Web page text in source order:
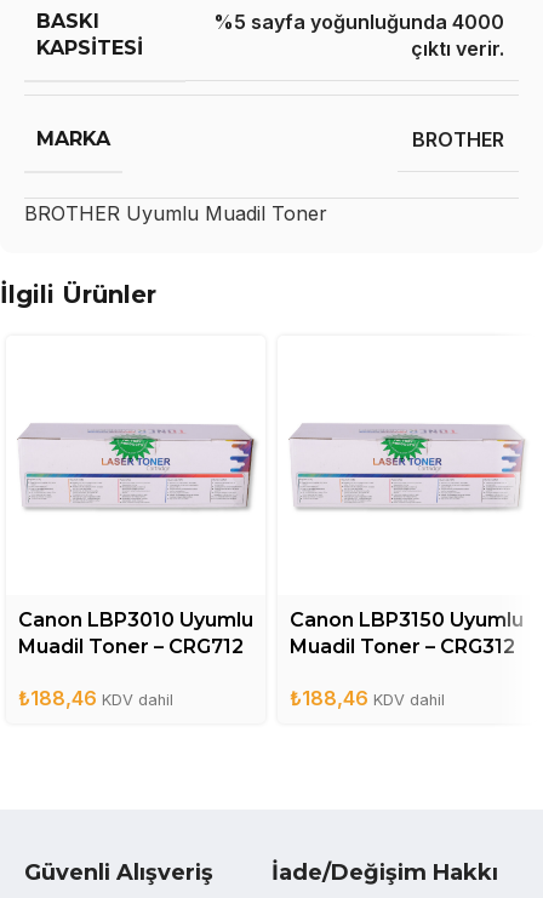
BASKI
KAPSITESI
%5 sayfa yoğunluğunda 4000
çıktı verir.
MARKA BROTHER
BROTHER Uyumlu Muadil Toner
İlgili Ürünler
Canon LBP3010 Uyumlu
Muadil Toner – CRG712
₺188,46 KDV dahil
Canon LBP3150 Uyumlu
Muadil Toner – CRG312
₺188,46 KDV dahil
Güvenli Alışveriş İade/Değişim Hakkı